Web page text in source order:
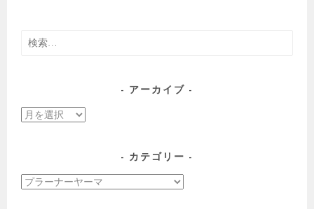
検
アーカイブ
ア
ブ
カテゴリー
カ